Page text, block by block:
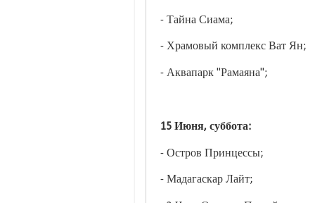
- Тайна Сиама;
- Храмовый комплекс Ват Ян;
- Аквапарк "Рамаяна";
15 Июня, суббота:
- Остров Принцессы;
- Мадагаскар Лайт;